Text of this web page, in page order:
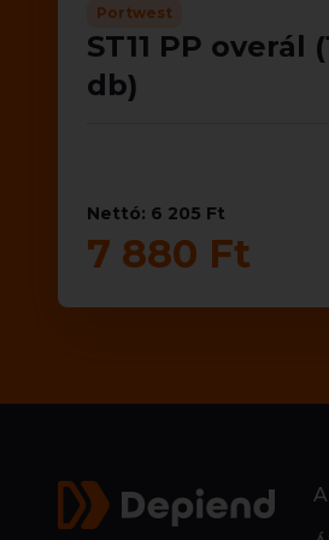
Portwest
ST11 PP overál
db)
Nettó: 6 205 Ft
7 880 Ft